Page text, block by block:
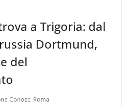
a Trigoria: dal
Dortmund,
del
Conosci Roma